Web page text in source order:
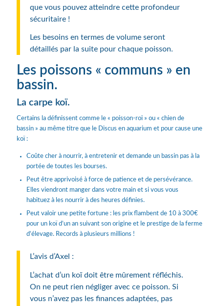
que vous pouvez atteindre cette profondeur
sécuritaire !
Les besoins en termes de volume seront
détaillés par la suite pour chaque poisson.
Les poissons « communs » en
bassin.
La carpe koï.
Certains la définissent comme le « poisson-roi » ou « chien de
bassin » au même titre que le Discus en aquarium et pour cause une
koï :
Coûte cher à nourrir, à entretenir et demande un bassin pas à la
portée de toutes les bourses.
Peut être apprivoisé à force de patience et de persévérance.
Elles viendront manger dans votre main et si vous vous
habituez à les nourrir à des heures définies.
Peut valoir une petite fortune : les prix flambent de 10 à 300€
pour un koï d’un an suivant son origine et le prestige de la ferme
d’élevage. Records à plusieurs millions !
L’avis d’Axel :
L’achat d’un koï doit être mûrement réfléchis.
On ne peut rien négliger avec ce poisson. Si
vous n’avez pas les finances adaptées, pas